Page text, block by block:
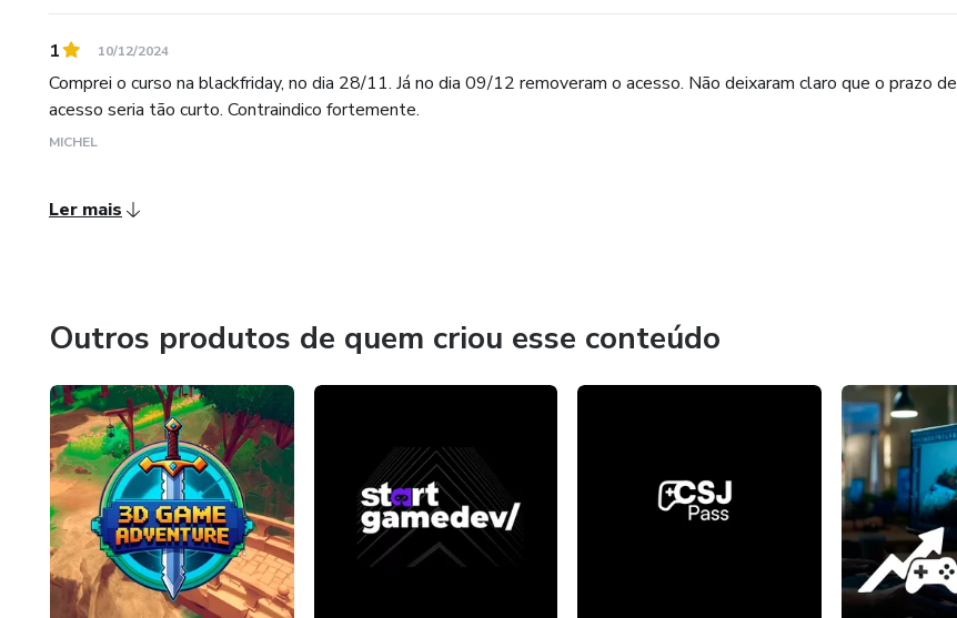
1 10/12/2024
Comprei o curso na blackfriday, no dia 28/11. Já no dia 09/12 removeram o acesso. Não deixaram claro que o prazo de
acesso seria tão curto. Contraindico fortemente.
MICHEL
Ler mais
Outros produtos de quem criou esse conteúdo